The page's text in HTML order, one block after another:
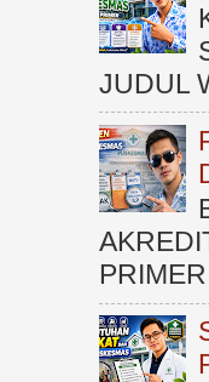
JUDUL